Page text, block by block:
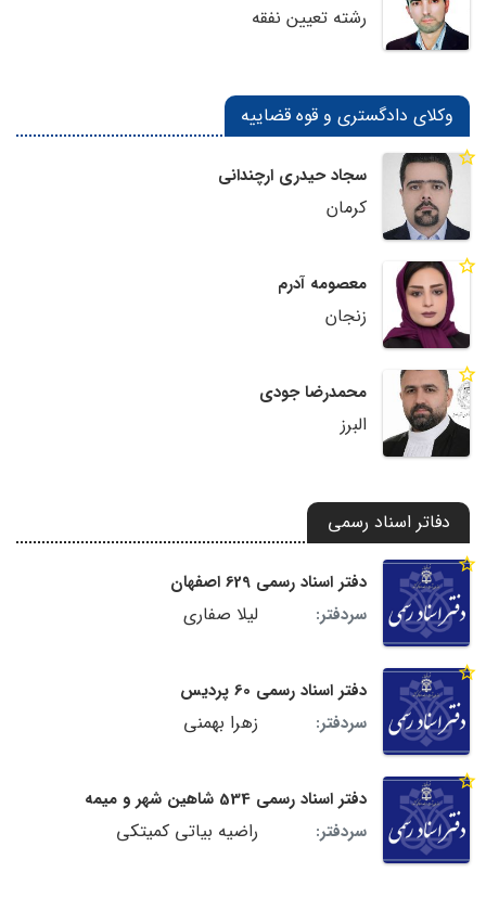
رشته تعیین نفقه
وکلای دادگستری و قوه قضاییه
سجاد حیدری ارچندانی
کرمان
معصومه آدرم
زنجان
محمدرضا جودی
البرز
دفاتر اسناد رسمی
دفتر اسناد رسمی 629 اصفهان
سردفتر:
لیلا صفاری
دفتر اسناد رسمی 60 پردیس
سردفتر:
زهرا بهمنی
دفتر اسناد رسمی 534 شاهین شهر و میمه
سردفتر:
راضیه بیاتی کمیتکی